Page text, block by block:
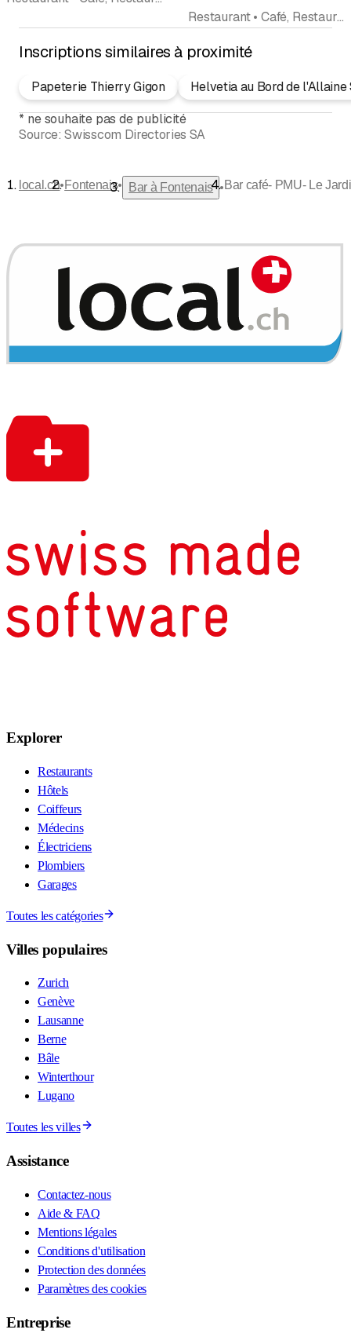
Restaurant • Café, Restaurant • Bar • Cuisine suisse
Inscriptions similaires à proximité
Papeterie Thierry Gigon
Helvetia au Bord de l'Allaine
* ne souhaite pas de publicité
Source: Swisscom Directories SA
local.ch•Fontenais• Bar à Fontenais •Bar café- PMU- Le
Explorer
Restaurants
Hôtels
Coiffeurs
Médecins
Électriciens
Plombiers
Garages
Toutes les catégories
Villes populaires
Zurich
Genève
Lausanne
Berne
Bâle
Winterthour
Lugano
Toutes les villes
Assistance
Contactez-nous
Aide & FAQ
Mentions légales
Conditions d'utilisation
Protection des données
Paramètres des cookies
Entreprise